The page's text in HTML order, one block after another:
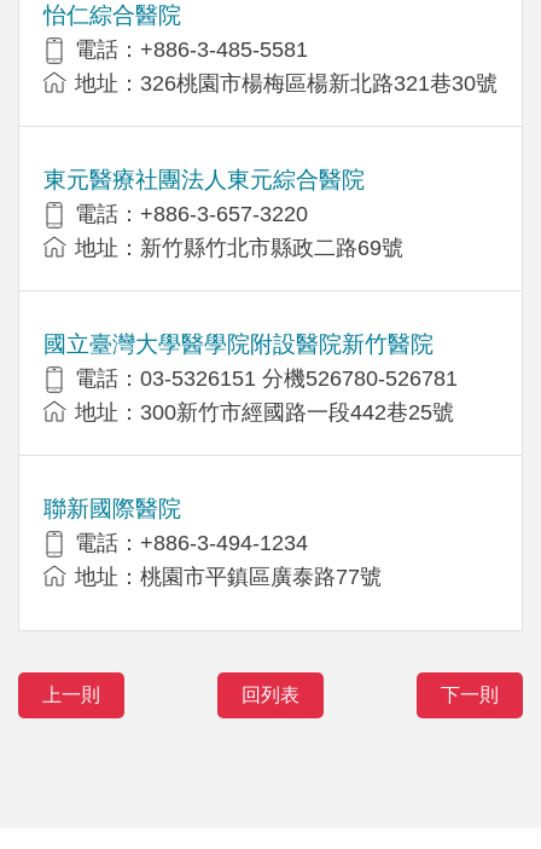
怡仁綜合醫院
電話：+886-3-485-5581
地址：326桃園市楊梅區楊新北路321巷30號
東元醫療社團法人東元綜合醫院
電話：+886-3-657-3220
地址：新竹縣竹北市縣政二路69號
國立臺灣大學醫學院附設醫院新竹醫院
電話：03-5326151 分機526780-526781
地址：300新竹市經國路一段442巷25號
聯新國際醫院
電話：+886-3-494-1234
地址：桃園市平鎮區廣泰路77號
上一則 回列表 下一則